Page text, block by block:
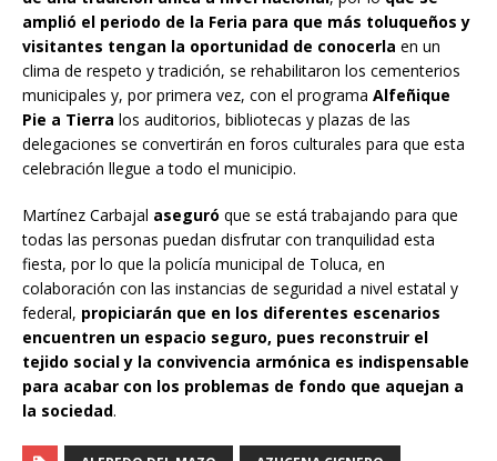
amplió el periodo de la Feria para que más toluqueños y
visitantes tengan la oportunidad de conocerla en un
clima de respeto y tradición, se rehabilitaron los cementerios
municipales y, por primera vez, con el programa Alfeñique
Pie a Tierra los auditorios, bibliotecas y plazas de las
delegaciones se convertirán en foros culturales para que esta
celebración llegue a todo el municipio.
Martínez Carbajal aseguró que se está trabajando para que
todas las personas puedan disfrutar con tranquilidad esta
fiesta, por lo que la policía municipal de Toluca, en
colaboración con las instancias de seguridad a nivel estatal y
federal, propiciarán que en los diferentes escenarios
encuentren un espacio seguro, pues reconstruir el
tejido social y la convivencia armónica es indispensable
para acabar con los problemas de fondo que aquejan a
la sociedad.